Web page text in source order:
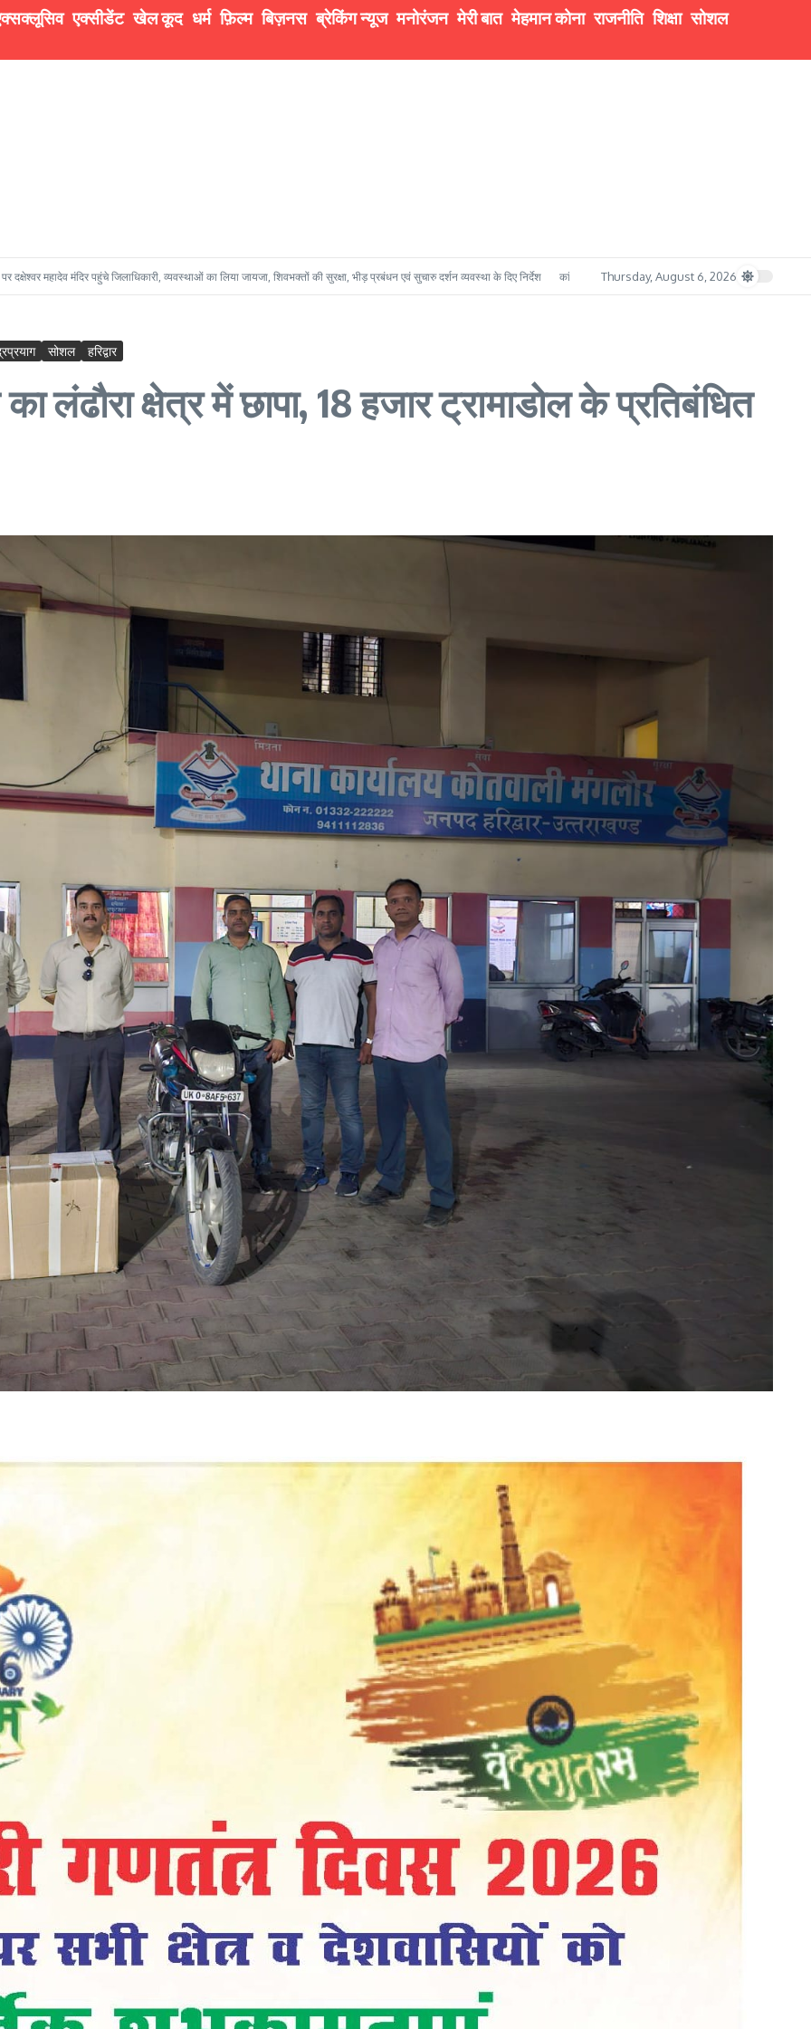
एक्सीडेंट खेल कूद धर्म फ़िल्म बिज़नस ब्रेकिंग न्यूज मनोरंजन मेरी बात मेहमान कोना राजनीति शिक्षा सोशल
मंदिर पहुंचे जिलाधिकारी, व्यवस्थाओं का लिया जायजा, शिवभक्तों की सुरक्षा, भीड़ प्रबंधन एवं सुचारु दर्शन व्यवस्था के दिए निर्देश कांवड़ यात्रा में सुरक्षा का मजबूत प्रहरी बना बी.ई.जी. रुड़की, सेना के गोताखोर
Thursday, August 6, 2026
सोशल हरिद्वार
लंढौरा क्षेत्र में छापा, 18 हजार ट्रामाडोल के प्रतिबंधित